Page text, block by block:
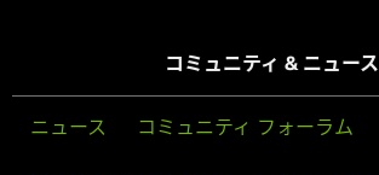
コミュニティ & ニュース
ニュース コミュニティ フォーラム